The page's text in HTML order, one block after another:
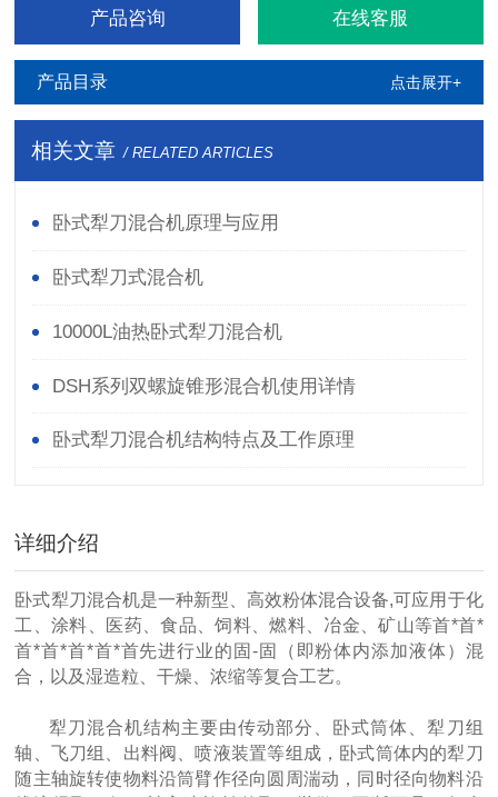
产品咨询 在线客服
产品目录 点击展开+
相关文章 / RELATED ARTICLES
卧式犁刀混合机原理与应用
卧式犁刀式混合机
10000L油热卧式犁刀混合机
DSH系列双螺旋锥形混合机使用详情
卧式犁刀混合机结构特点及工作原理
详细介绍
卧式犁刀混合机是一种新型、高效粉体混合设备,可应用于化
工、涂料、医药、食品、饲料、燃料、冶金、矿山等首*首*
首*首*首*首*首先进行业的固-固（即粉体内添加液体）混
合，以及湿造粒、干燥、浓缩等复合工艺。
犁刀混合机结构主要由传动部分、卧式筒体、犁刀组
轴、飞刀组、出料阀、喷液装置等组成，卧式筒体内的犁刀
随主轴旋转使物料沿筒臂作径向圆周湍动，同时径向物料沿